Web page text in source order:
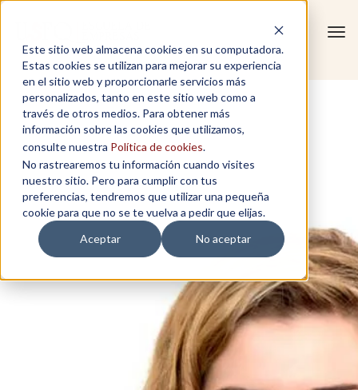
Este sitio web almacena cookies en su computadora.
Estas cookies se utilizan para mejorar su experiencia
en el sitio web y proporcionarle servicios más
personalizados, tanto en este sitio web como a
través de otros medios. Para obtener más
información sobre las cookies que utilizamos,
consulte nuestra Política de cookies.
No rastrearemos tu información cuando visites
nuestro sitio. Pero para cumplir con tus
preferencias, tendremos que utilizar una pequeña
cookie para que no se te vuelva a pedir que elijas.
Aceptar
No aceptar